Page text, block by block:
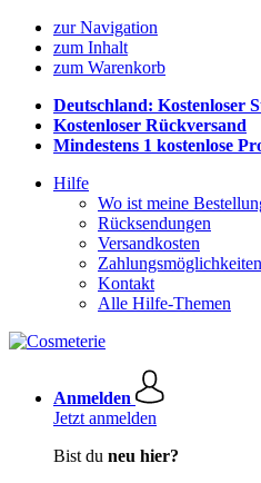
zur Navigation
zum Inhalt
zum Warenkorb
Deutschland: Kostenloser
Kostenloser Rückversand
Mindestens 1 kostenlose
Hilfe
Wo ist meine
Rücksendungen
Versandkosten
Zahlungsmöglichkeiten
Kontakt
Alle Hilfe-Themen
Anmelden
Jetzt anmelden
Bist du neu hier?